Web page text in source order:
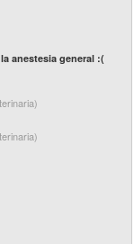
anestesia general :(